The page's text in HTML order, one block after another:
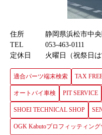
住所
静岡県浜松市中
TEL
053-463-0111
定休日
火曜日（祝祭日は
適合パーツ端末検索 TAX
オートバイ車検 PIT SERVICE
SHOEI TECHNICAL SHOP
OGK Kabutoプロフィッティング